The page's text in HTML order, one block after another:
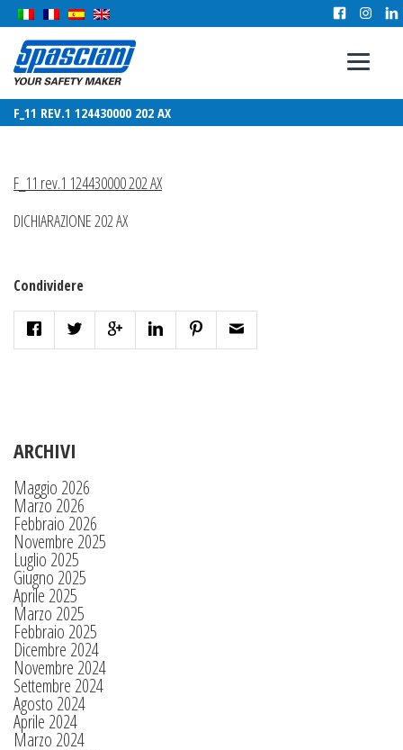
F_11 REV.1 124430000 202 AX
F_11 rev.1 124430000 202 AX
DICHIARAZIONE 202 AX
Condividere
ARCHIVI
Maggio 2026
Marzo 2026
Febbraio 2026
Novembre 2025
Luglio 2025
Giugno 2025
Aprile 2025
Marzo 2025
Febbraio 2025
Dicembre 2024
Novembre 2024
Settembre 2024
Agosto 2024
Aprile 2024
Marzo 2024